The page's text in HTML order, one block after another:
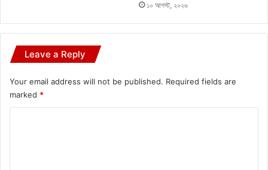
১০ আগস্ট, ২০২৬
Leave a Reply
Your email address will not be published. Required fields are
marked *